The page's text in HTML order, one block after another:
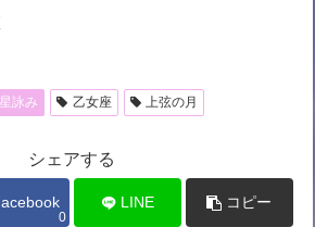
詠み 乙女座 上弦の月
シェアする
0
LINE コピー